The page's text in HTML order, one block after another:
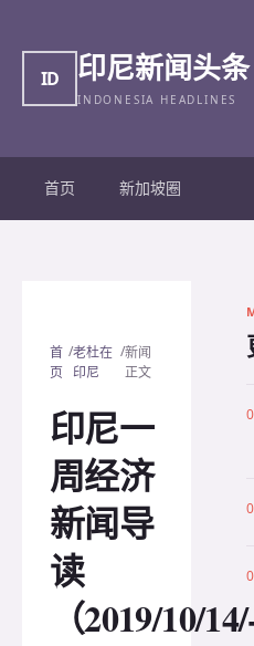
ID 印尼新闻头条
INDONESIA HEADLINES
首页 新加坡圈
首
页
/老杜在
印尼
/新闻
正文
印尼一
周经济
新闻导
读
（2019/10/